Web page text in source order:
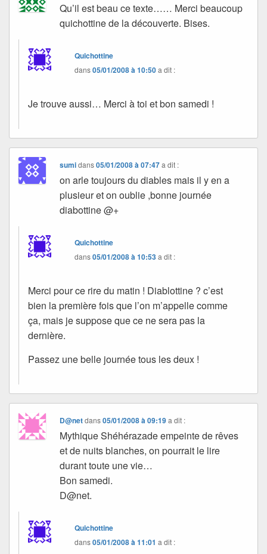
Qu’il est beau ce texte…… Merci beaucoup
quichottine de la découverte. Bises.
Quichottine
dans05/01/2008 à 10:50a dit :
Je trouve aussi… Merci à toi et bon samedi !
sumidans05/01/2008 à 07:47 a dit :
on arle toujours du diables mais il y en a
plusieur et on oublie ,bonne journée
diabottine @+
Quichottine
dans05/01/2008 à 10:53a dit :
Merci pour ce rire du matin ! Diablottine ? c’est
bien la première fois que l’on m’appelle comme
ça, mais je suppose que ce ne sera pas la
dernière.
Passez une belle journée tous les deux !
D@netdans05/01/2008 à 09:19 a dit :
Mythique Shéhérazade empeinte de rêves
et de nuits blanches, on pourrait le lire
durant toute une vie…
Bon samedi.
D@net.
Quichottine
dans05/01/2008 à 11:01 a dit :